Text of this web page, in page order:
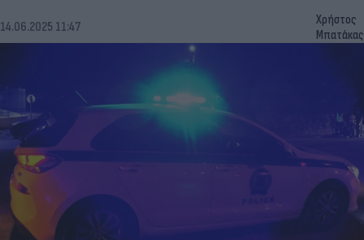
14.06.2025 11:47
Χρήστος
Μπατάκας